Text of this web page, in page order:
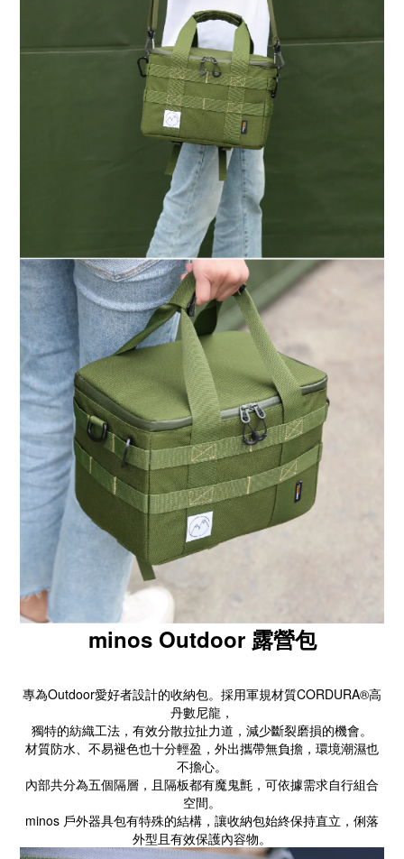
minos Outdoor 露營包
專為Outdoor愛好者設計的收納包。採用軍規材質CORDURA®高
丹數尼龍，
獨特的紡織工法，有效分散拉扯力道，減少斷裂磨損的機會。
材質防水、不易褪色也十分輕盈，外出攜帶無負擔，環境潮濕也
不擔心。
內部共分為五個隔層，且隔板都有魔鬼氈，可依據需求自行組合
空間。
minos 戶外器具包有特殊的結構，讓收納包始終保持直立，俐落
外型且有效保護內容物。